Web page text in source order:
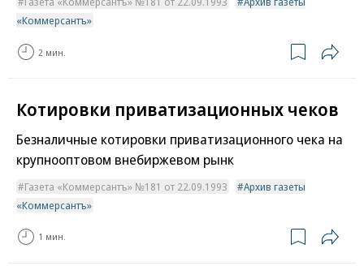
«Коммерсантъ»
2 мин.
Котировки приватизационных чеков
Безналичные котировки приватизационного чека на
крупнооптовом внебиржевом рынк
Газета «Коммерсантъ» №181 от 22.09.1993
Архив газеты
«Коммерсантъ»
1 мин.